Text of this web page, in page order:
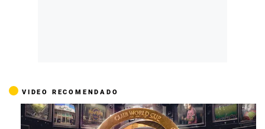
VIDEO RECOMENDADO